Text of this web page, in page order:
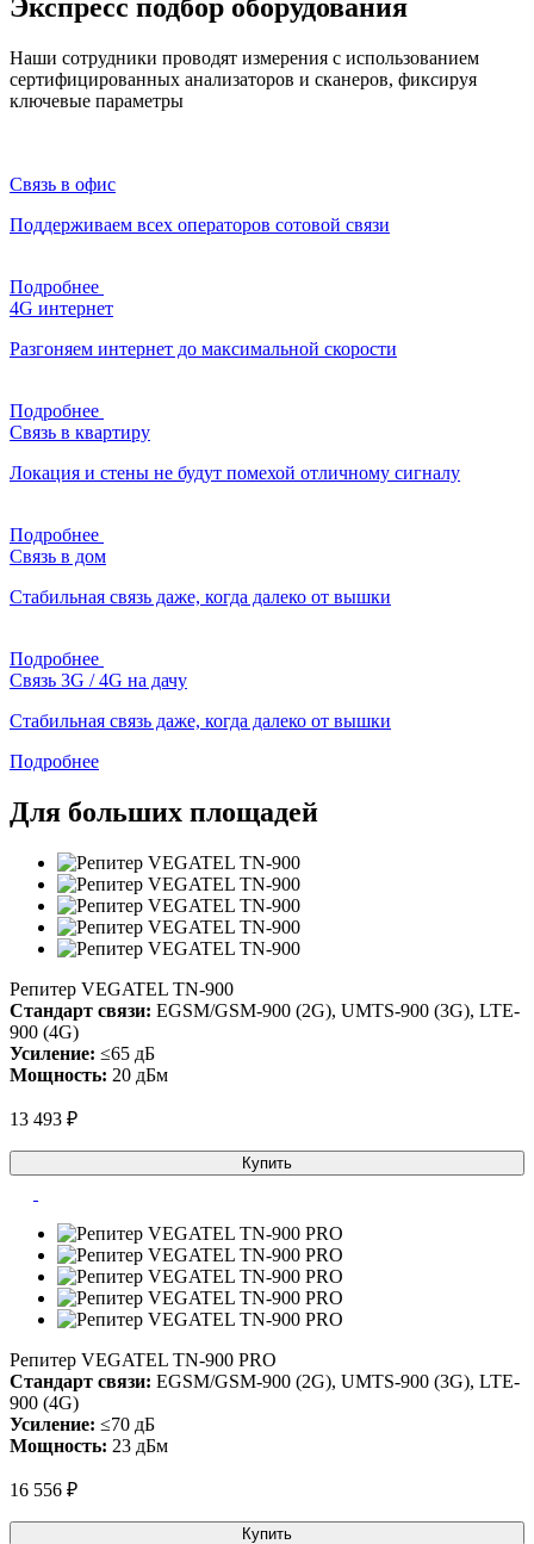
Экспресс подбор оборудования
Наши сотрудники проводят измерения с использованием
сертифицированных анализаторов и сканеров, фиксируя
ключевые параметры
Связь в офис
Поддерживаем всех операторов сотовой связи
Подробнее
4G интернет
Разгоняем интернет до максимальной скорости
Подробнее
Связь в квартиру
Локация и стены не будут помехой отличному сигналу
Подробнее
Связь в дом
Стабильная связь даже, когда далеко от вышки
Подробнее
Связь 3G / 4G на дачу
Стабильная связь даже, когда далеко от вышки
Подробнее
Для больших площадей
Репитер VEGATEL TN-900
Стандарт связи: EGSM/GSM-900 (2G), UMTS-900 (3G), LTE-
900 (4G)
Усиление: ≤65 дБ
Мощность: 20 дБм
13 493 ₽
Купить
Репитер VEGATEL TN-900 PRO
Стандарт связи: EGSM/GSM-900 (2G), UMTS-900 (3G), LTE-
900 (4G)
Усиление: ≤70 дБ
Мощность: 23 дБм
16 556 ₽
Купить